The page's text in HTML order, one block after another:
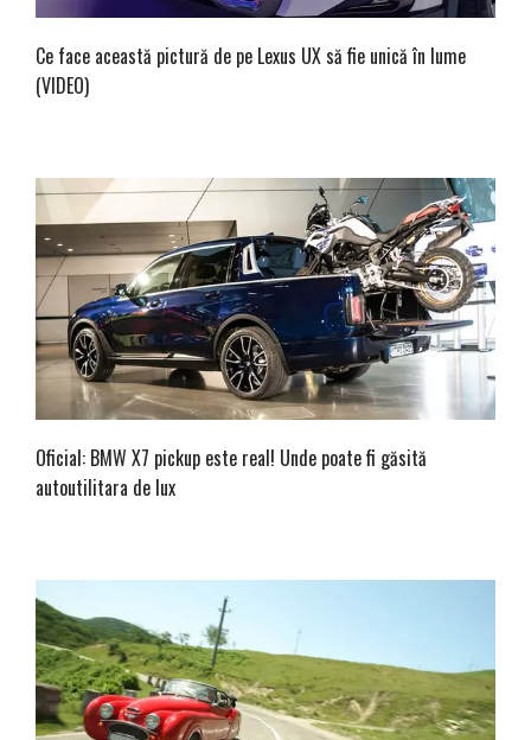
Ce face această pictură de pe Lexus UX să fie unică în lume
(VIDEO)
Oficial: BMW X7 pickup este real! Unde poate fi găsită
autoutilitara de lux